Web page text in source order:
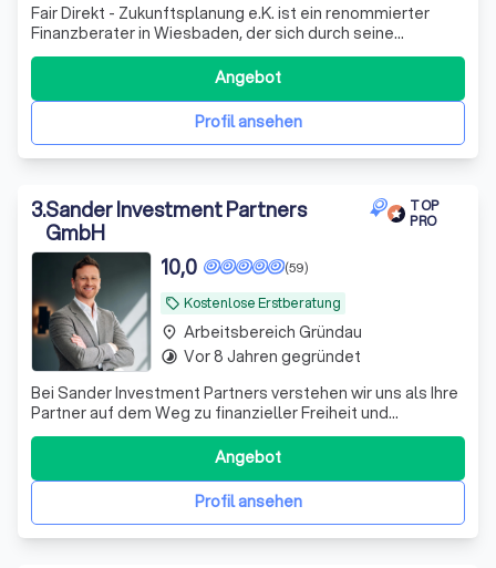
Fair Direkt - Zukunftsplanung e.K. ist ein renommierter
Finanzberater in Wiesbaden, der sich durch seine
Expertise und sein Engagement für die Kunden
auszeichnet. Unter der Leitung von Oliver Bischof, einem
erfahrenen Betriebswirt für betriebliche
Altersversorgung, bietet Fair Direkt eine umfassende
Profil ansehen
Angebot
3.Sander Investment Partners
GmbH
TOP
PRO
local_offer Kostenlose Erstberatung
(59)
10,0
Bei Sander Investment Partners verstehen wir uns als Ihre
Partner auf dem Weg zu finanzieller Freiheit und
Sicherheit. Mit über einem Jahrzehnt Erfahrung im
Investmentbereich und einem engagierten Team aus
Experten bieten wir maßgeschneiderte Anlagestrategien,
die perfekt auf Ihre individuellen Bedü
Profil ansehen
Angebot
place Arbeitsbereich Gründau
timelapse Vor 8 Jahren gegründet